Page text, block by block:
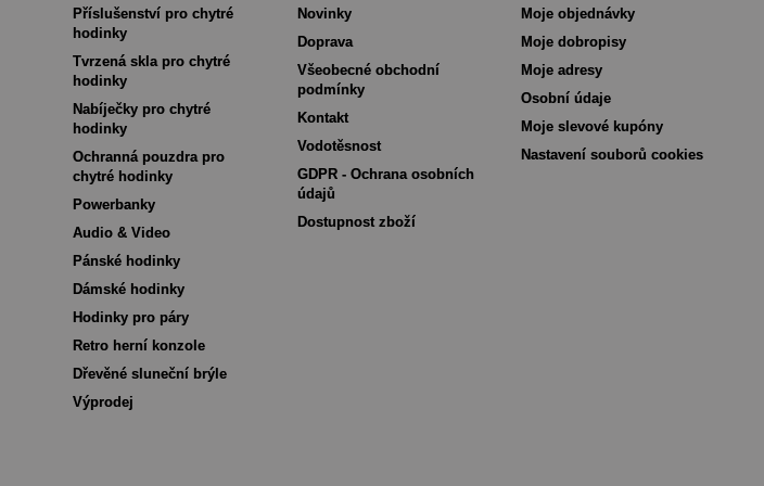
Příslušenství pro chytré
hodinky
Tvrzená skla pro chytré
hodinky
Nabíječky pro chytré
hodinky
Ochranná pouzdra pro
chytré hodinky
Powerbanky
Audio & Video
Pánské hodinky
Dámské hodinky
Hodinky pro páry
Retro herní konzole
Dřevěné sluneční brýle
Výprodej
Novinky
Doprava
Všeobecné obchodní
podmínky
Kontakt
Vodotěsnost
GDPR - Ochrana osobních
údajů
Dostupnost zboží
Moje objednávky
Moje dobropisy
Moje adresy
Osobní údaje
Moje slevové kupóny
Nastavení souborů cookies